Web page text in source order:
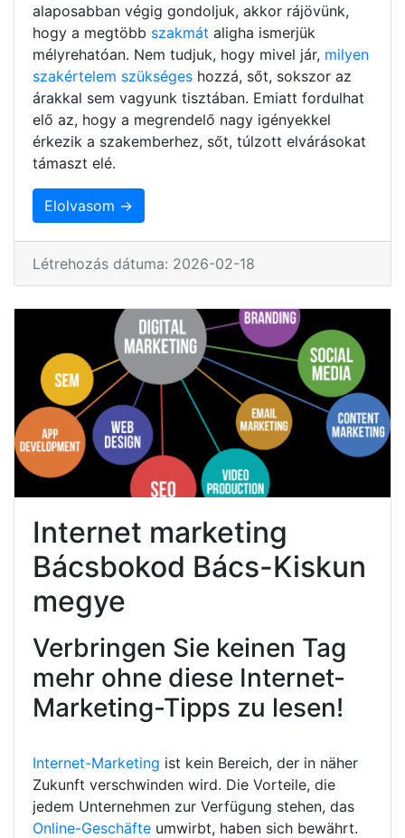
alaposabban végig gondoljuk, akkor rájövünk,
hogy a megtöbb szakmát aligha ismerjük
mélyrehatóan. Nem tudjuk, hogy mivel jár, milyen
szakértelem szükséges hozzá, sőt, sokszor az
árakkal sem vagyunk tisztában. Emiatt fordulhat
elő az, hogy a megrendelő nagy igényekkel
érkezik a szakemberhez, sőt, túlzott elvárásokat
támaszt elé.
Elolvasom →
Létrehozás dátuma: 2026-02-18
Internet marketing
Bácsbokod Bács-Kiskun
megye
Verbringen Sie keinen Tag
mehr ohne diese Internet-
Marketing-Tipps zu lesen!
Internet-Marketing ist kein Bereich, der in näher
Zukunft verschwinden wird. Die Vorteile, die
jedem Unternehmen zur Verfügung stehen, das
Online-Geschäfte umwirbt, haben sich bewährt.